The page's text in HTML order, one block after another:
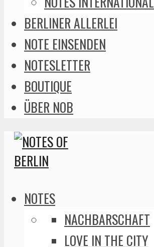
BERLINER ALLERLEI
NOTE EINSENDEN
NOTESLETTER
BOUTIQUE
ÜBER NOB
NOTES
NACHBARSCHAFT
LOVE IN THE CITY